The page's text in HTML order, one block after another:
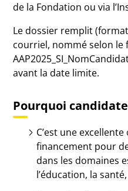
de la Fondation ou via
Le dossier remplit
courriel, nommé selon le
avant la date limite.
Pourquoi
C’est une
financement pour
dans les domaines
l’éducation, la